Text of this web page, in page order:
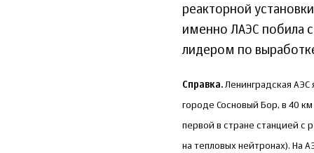
реакторной
именно ЛАЭС побила
лидером по
Справка. Ленинградская АЭС
городе Сосновый Бор, в 40
первой в стране станцией с
на тепловых нейтронах). На